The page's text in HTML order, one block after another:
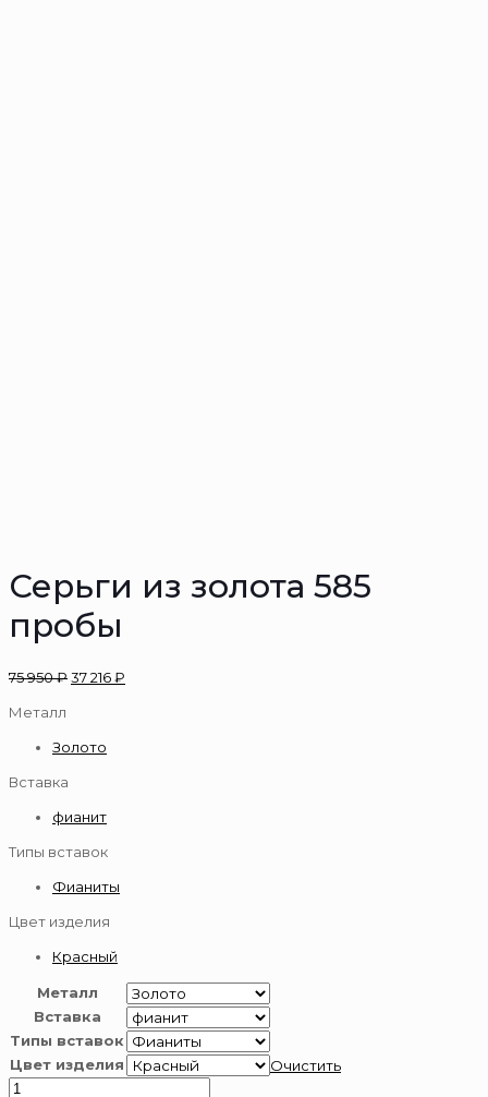
Серьги из золота 585
пробы
75 950₽37 216₽
Металл
Золото
Вставка
фианит
Типы вставок
Фианиты
Цвет изделия
Красный
Металл
Вставка
Типы вставок
Цвет изделия
Очистить
Количество